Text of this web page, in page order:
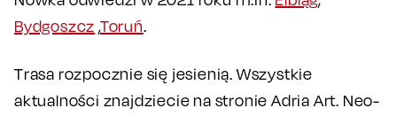
Bydgoszcz ,Toruń.
Trasa rozpocznie się jesienią. Wszystkie
aktualności znajdziecie na stronie Adria Art. Neo-